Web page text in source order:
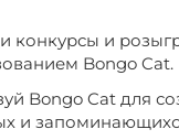
конкурсы и
Bongo Cat.
Bongo Cat для
и